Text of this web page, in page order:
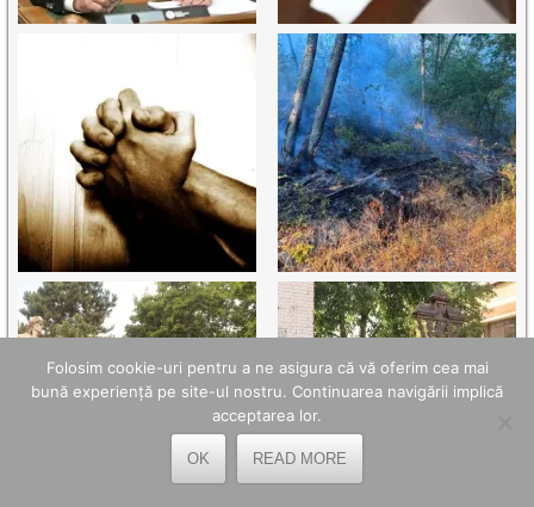
Folosim cookie-uri pentru a ne asigura că vă oferim cea mai
bună experiență pe site-ul nostru. Continuarea navigării implică
acceptarea lor.
OK READ MORE